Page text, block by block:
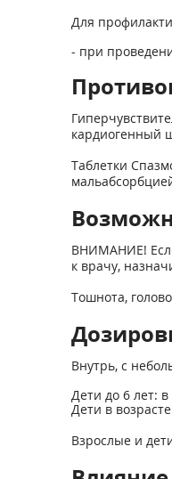
Для
- при
кардиогенный
Таблетки
ВНИМАНИЕ!
к врачу,
Тошнота,
Внутрь, с
Дети до 6 лет:
Дети в
Взрослые и